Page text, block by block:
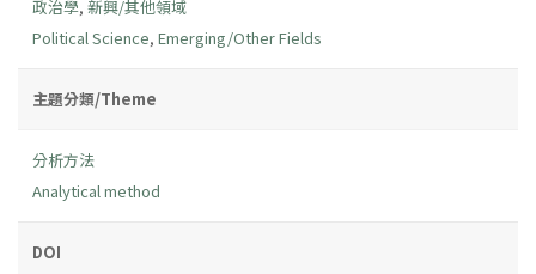
政治學, 新興/其他領域
Political Science, Emerging/Other Fields
主題分類/Theme
分析方法
Analytical method
DOI